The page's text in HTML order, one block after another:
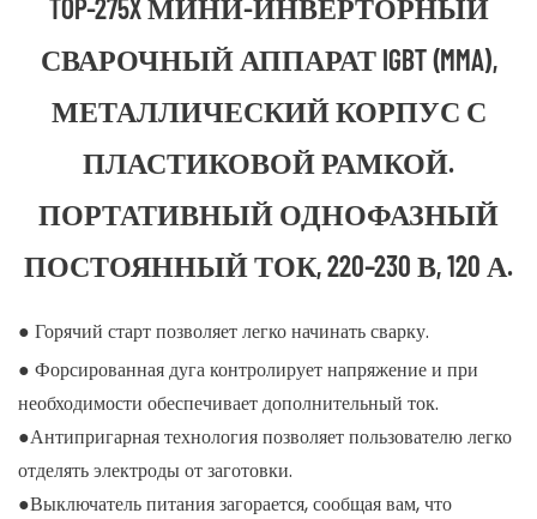
TOP-275X МИНИ-ИНВЕРТОРНЫЙ
СВАРОЧНЫЙ АППАРАТ IGBT (MMA),
МЕТАЛЛИЧЕСКИЙ КОРПУС С
ПЛАСТИКОВОЙ РАМКОЙ.
ПОРТАТИВНЫЙ ОДНОФАЗНЫЙ
ПОСТОЯННЫЙ ТОК, 220–230 В, 120 А.
● Горячий старт позволяет легко начинать сварку.
● Форсированная дуга контролирует напряжение и при
необходимости обеспечивает дополнительный ток.
●Антипригарная технология позволяет пользователю легко
отделять электроды от заготовки.
●Выключатель питания загорается, сообщая вам, что